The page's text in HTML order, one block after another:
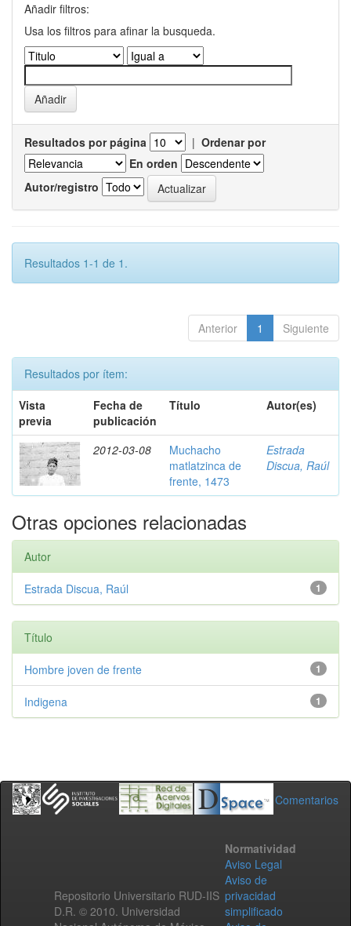
Añadir filtros:
Usa los filtros para afinar la busqueda.
Resultados por página | Ordenar por
En orden
Autor/registro
Resultados 1-1 de 1.
Anterior 1 Siguiente
Resultados por ítem:
Vista
previa
Fecha de
publicación
Título Autor(es)
2012-03-08
Muchacho
matlatzinca de
frente, 1473
Estrada
Discua, Raúl
Otras opciones relacionadas
Autor
1
Estrada Discua, Raúl
Título
1
Hombre joven de frente
1
Indigena
Comentarios
Repositorio Universitario RUD-IIS
D.R. © 2010. Universidad
Normatividad
Aviso Legal
Aviso de
privacidad
simplificado